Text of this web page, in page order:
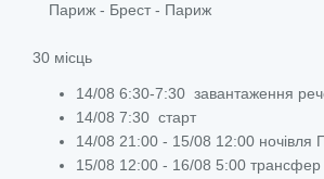
Париж - Брест - Париж
30 місць
14/08 6:30-7:30 завантаження
14/08 7:30 старт
14/08 21:00 - 15/08 12:00 ночівля
15/08 12:00 - 16/08 5:00